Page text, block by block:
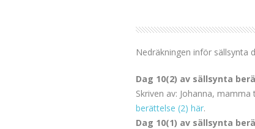
Nedräkningen inför sällsynta
Dag 10(2) av sällsynta
Skriven av: Johanna,
berättelse (2) här.
Dag 10(1) av sällsynta